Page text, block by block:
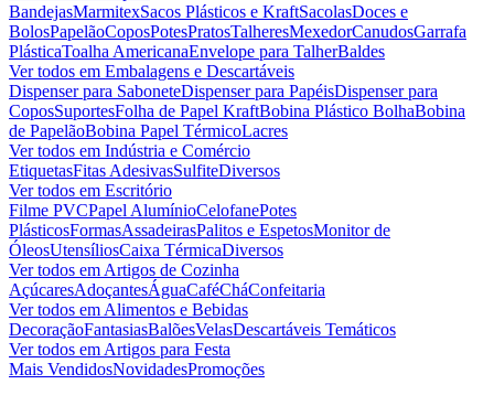
BandejasMarmitexSacos Plásticos e KraftSacolasDoces e
BolosPapelãoCoposPotesPratosTalheresMexedorCanudosGarrafa
PlásticaToalha AmericanaEnvelope para TalherBaldes
Ver todos em Embalagens e Descartáveis
Dispenser para SaboneteDispenser para PapéisDispenser para
CoposSuportesFolha de Papel KraftBobina Plástico BolhaBobina
de PapelãoBobina Papel TérmicoLacres
Ver todos em Indústria e Comércio
EtiquetasFitas AdesivasSulfiteDiversos
Ver todos em Escritório
Filme PVCPapel AlumínioCelofanePotes
PlásticosFormasAssadeirasPalitos e EspetosMonitor de
ÓleosUtensíliosCaixa TérmicaDiversos
Ver todos em Artigos de Cozinha
AçúcaresAdoçantesÁguaCaféCháConfeitaria
Ver todos em Alimentos e Bebidas
DecoraçãoFantasiasBalõesVelasDescartáveis Temáticos
Ver todos em Artigos para Festa
Mais VendidosNovidadesPromoções